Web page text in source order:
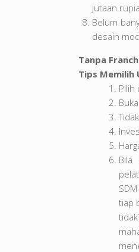
jutaan
Belum
desain
Tanpa
Tips Memilih
Pilih
tiap